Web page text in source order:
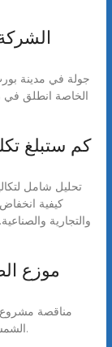
الخاصة انطلق
كم ستبلغ
كيفية
موزع
مناقصة
الشمسية في الصين قد تصل إلى 1 تيراواط بحلول 2026.